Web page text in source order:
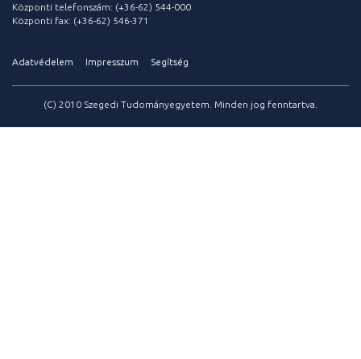
Központi telefonszám: (+36-62) 544-000
Központi fax: (+36-62) 546-371
Adatvédelem Impresszum Segítség
(C) 2010 Szegedi Tudományegyetem. Minden jog fenntartva.